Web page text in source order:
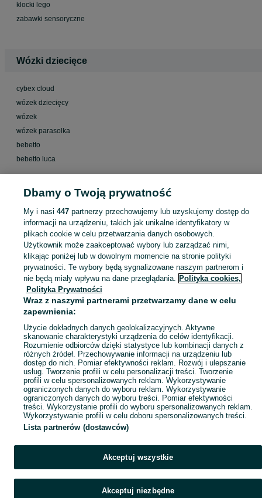
klocki lego
zabawki sensoryczne
Wózki dziecięce
cybex cloud
wózek dziecięcy
wózek
wózek parasolka
bebetto
bebetto luca
Foteliki - Nosidełka
fotelik jane iconic
fotelik axkid przodem
fotelik przodem do kierunku jazdy
nosidełko
fotel
fotelik maxi cosi mica 360 pro
fotelik samochodowy
Akcesoria dla niemowląt
organizer do łóżeczka
łóżeczko bujane
dostawka
matta
kokon niemowlęcy
Dbamy o Twoją prywatność
My i nasi 447partnerzy przechowujemy lub uzyskujemy dostęp do
informacji na urządzeniu, takich jak unikalne identyfikatory w
plikach cookie w celu przetwarzania danych osobowych.
Użytkownik może zaakceptować wybory lub zarządzać nimi,
klikając poniżej lub w dowolnym momencie na stronie polityki
prywatności. Te wybory będą sygnalizowane naszym partnerom i
nie będą miały wpływu na dane przeglądania. Polityka cookies,
Polityka Prywatności
Wraz z naszymi partnerami przetwarzamy dane w celu
zapewnienia:
Użycie dokładnych danych geolokalizacyjnych. Aktywne
skanowanie charakterystyki urządzenia do celów identyfikacji.
Rozumienie odbiorców dzięki statystyce lub kombinacji danych z
różnych źródeł. Przechowywanie informacji na urządzeniu lub
dostęp do nich. Pomiar efektywności reklam. Rozwój i ulepszanie
usług. Tworzenie profili w celu personalizacji treści. Tworzenie
profili w celu spersonalizowanych reklam. Wykorzystywanie
ograniczonych danych do wyboru reklam. Wykorzystywanie
ograniczonych danych do wyboru treści. Pomiar efektywności
treści. Wykorzystanie profili do wyboru spersonalizowanych reklam.
Wykorzystywanie profili w celu doboru spersonalizowanych treści.
Lista partnerów (dostawców)
Akceptuj wszystkie
Akceptuj niezbędne